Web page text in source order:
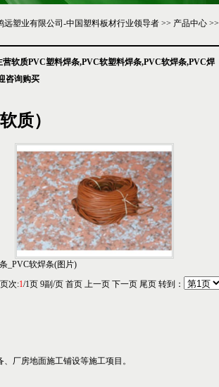
远塑业有限公司-中国塑料板材行业领导者 >> 产品中心 >>
软质PVC塑料焊条,PVC软塑料焊条,PVC软焊条,PVC焊
咨询购买
质）
_PVC软焊条(图片)
次:1/1页 9副/页 首页 上一页 下一页 尾页 转到：
厂房地面施工铺设等施工项目。